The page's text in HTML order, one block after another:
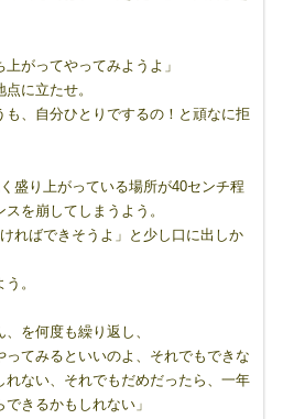
がってやってみようよ」
に立たせ。
、自分ひとりでするの！と頑なに拒
盛り上がっている場所が40センチ程
を崩してしまうよう。
ればできそうよ」と少し口に出しか
。
を何度も繰り返し、
ってみるといいのよ、それでもできな
ない、それでもだめだったら、一年
きるかもしれない」